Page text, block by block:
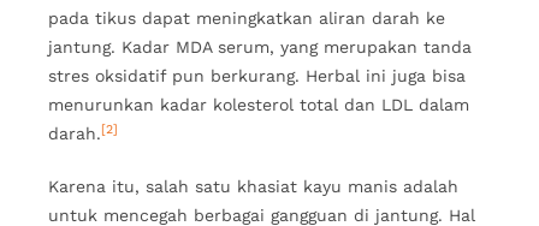
pada tikus dapat meningkatkan aliran darah ke
jantung. Kadar MDA serum, yang merupakan tanda
stres oksidatif pun berkurang. Herbal ini juga bisa
menurunkan kadar kolesterol total dan LDL dalam
darah.[2]
Karena itu, salah satu khasiat kayu manis adalah
untuk mencegah berbagai gangguan di jantung. Hal